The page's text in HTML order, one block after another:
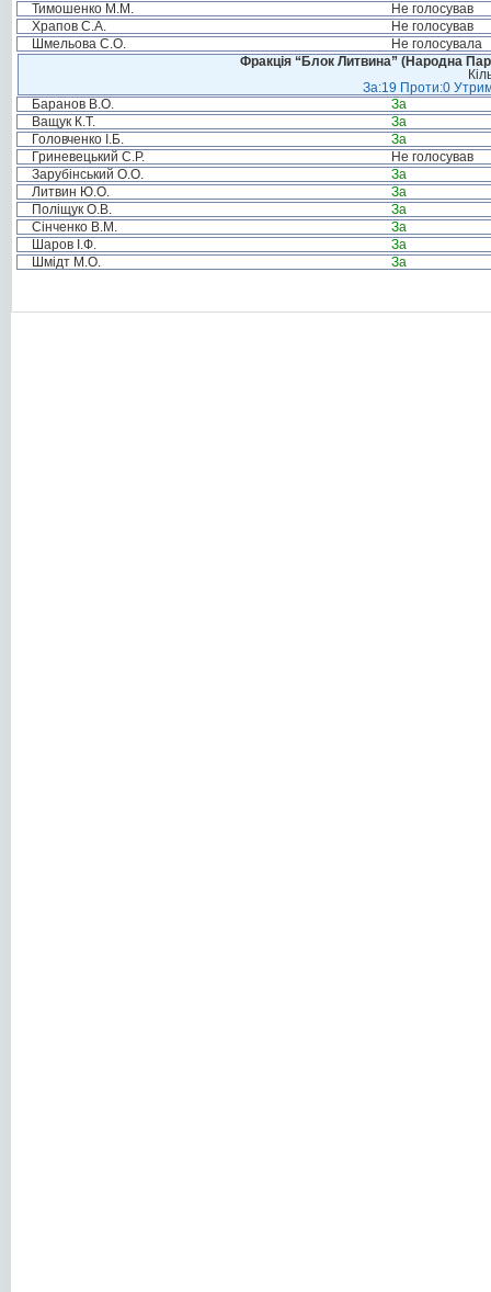
Тимошенко М.М.
Не голосував
Храпов С.А.
Не голосував
Шмельова С.О.
Не голосувала
Фракція “Блок Литвина” (Народна
За:19 Проти:0
Баранов В.О.
За
Ващук К.Т.
За
Головченко І.Б.
За
Гриневецький С.Р.
Не голосував
Зарубінський О.О.
За
Литвин Ю.О.
За
Поліщук О.В.
За
Сінченко В.М.
За
Шаров І.Ф.
За
Шмідт М.О.
За